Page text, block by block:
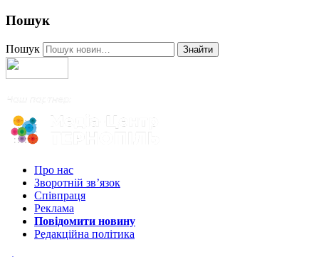
Пошук
Пошук Знайти
Про нас
Зворотній зв’язок
Співпраця
Реклама
Повідомити новину
Редакційна політика